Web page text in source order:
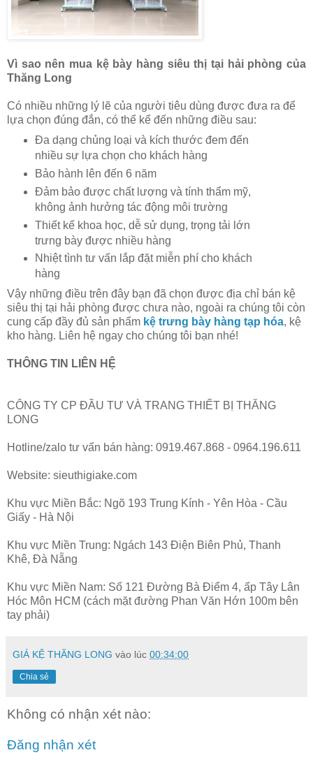
Vì sao nên mua kệ bày hàng siêu thị tại hải phòng của
Thăng Long
Có nhiều những lý lẽ của người tiêu dùng được đưa ra để
lựa chọn đúng đắn, có thể kể đến những điều sau:
Đa dạng chủng loại và kích thước đem đến
nhiều sự lựa chọn cho khách hàng
Bảo hành lên đến 6 năm
Đảm bảo được chất lượng và tính thẩm mỹ,
không ảnh hưởng tác động môi trường
Thiết kế khoa học, dễ sử dụng, trọng tải lớn
trưng bày được nhiều hàng
Nhiệt tình tư vấn lắp đặt miễn phí cho khách
hàng
Vậy những điều trên đây bạn đã chọn được địa chỉ bán kệ
siêu thị tại hải phòng được chưa nào, ngoài ra chúng tôi còn
cung cấp đầy đủ sản phẩm kệ trưng bày hàng tạp hóa, kệ
kho hàng. Liên hệ ngay cho chúng tôi bạn nhé!
THÔNG TIN LIÊN HỆ
CÔNG TY CP ĐẦU TƯ VÀ TRANG THIẾT BỊ THĂNG
LONG
Hotline/zalo tư vấn bán hàng: 0919.467.868 - 0964.196.611
Website: sieuthigiake.com
Khu vực Miền Bắc: Ngõ 193 Trung Kính - Yên Hòa - Cầu
Giấy - Hà Nội
Khu vực Miền Trung: Ngách 143 Điện Biên Phủ, Thanh
Khê, Đà Nẵng
Khu vực Miền Nam: Số 121 Đường Bà Điểm 4, ấp Tây Lân
Hóc Môn HCM (cách mặt đường Phan Văn Hớn 100m bên
tay phải)
GIÁ KỆ THĂNG LONG vào lúc 00:34:00
Chia sẻ
Không có nhận xét nào:
Đăng nhận xét